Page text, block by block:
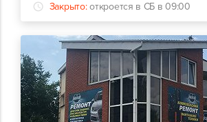
Закрыто: откроется в СБ в 09:00